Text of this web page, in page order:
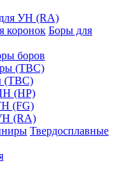
УН (RA)
Боры для
боров
(ТВС)
(HP)
(FG)
(RA)
Твердосплавные